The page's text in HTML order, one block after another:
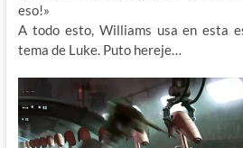
eso!»
A todo esto, Williams usa en esta
tema de Luke. Puto hereje…